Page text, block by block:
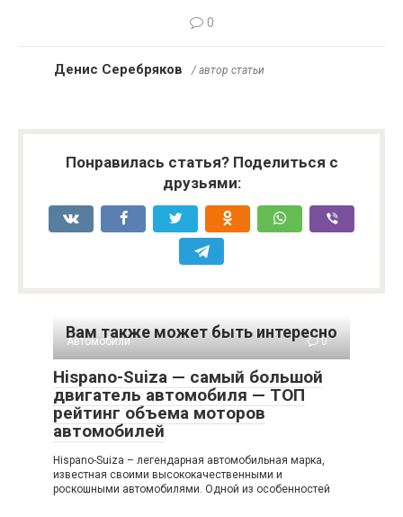
0
Денис Серебряков / автор статьи
Понравилась статья? Поделиться с
друзьями:
Вам также может быть интересно
Автомобили 0
Hispano-Suiza — самый большой
двигатель автомобиля — ТОП
рейтинг объема моторов
автомобилей
Hispano-Suiza – легендарная автомобильная марка,
известная своими высококачественными и
роскошными автомобилями. Одной из особенностей